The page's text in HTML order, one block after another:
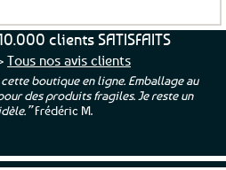
clients SATISFAITS
Tous nos avis clients
boutique en ligne. Emballage au
des produits fragiles. Je reste un
Frédéric M.